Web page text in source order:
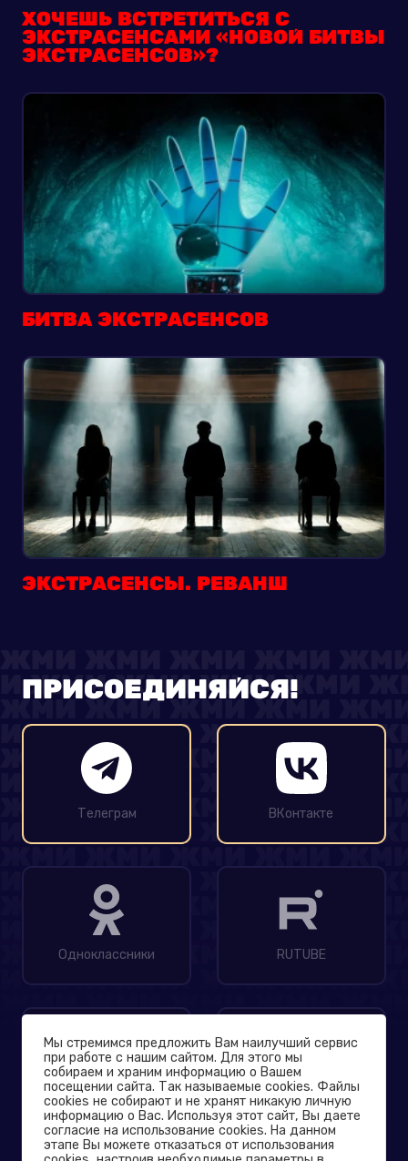
ХОЧЕШЬ ВСТРЕТИТЬСЯ С
ЭКСТРАСЕНСАМИ «НОВОЙ БИТВЫ
ЭКСТРАСЕНСОВ»?
БИТВА ЭКСТРАСЕНСОВ
ЭКСТРАСЕНСЫ. РЕВАНШ
ПРИСОЕДИНЯЙСЯ!
Телеграм ВКонтакте
Одноклассники RUTUBE
MAX Дзен
© 2004-2026
Мы стремимся предложить Вам наилучший сервис
при работе с нашим сайтом. Для этого мы
собираем и храним информацию о Вашем
посещении сайта. Так называемые cookies. Файлы
cookies не собирают и не хранят никакую личную
информацию о Вас. Используя этот сайт, Вы даете
согласие на использование cookies. На данном
этапе Вы можете отказаться от использования